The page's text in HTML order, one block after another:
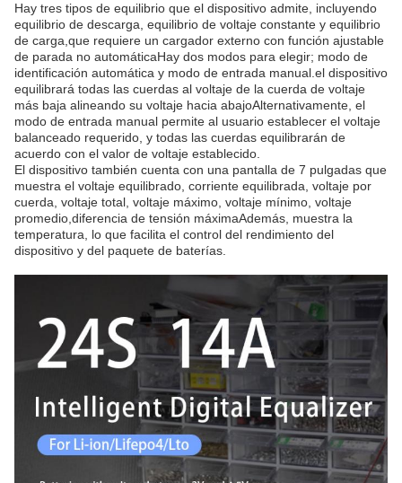
Hay tres tipos de equilibrio que el dispositivo admite, incluyendo
equilibrio de descarga, equilibrio de voltaje constante y equilibrio
de carga,que requiere un cargador externo con función ajustable
de parada no automáticaHay dos modos para elegir; modo de
identificación automática y modo de entrada manual.el dispositivo
equilibrará todas las cuerdas al voltaje de la cuerda de voltaje
más baja alineando su voltaje hacia abajoAlternativamente, el
modo de entrada manual permite al usuario establecer el voltaje
balanceado requerido, y todas las cuerdas equilibrarán de
acuerdo con el valor de voltaje establecido.
El dispositivo también cuenta con una pantalla de 7 pulgadas que
muestra el voltaje equilibrado, corriente equilibrada, voltaje por
cuerda, voltaje total, voltaje máximo, voltaje mínimo, voltaje
promedio,diferencia de tensión máximaAdemás, muestra la
temperatura, lo que facilita el control del rendimiento del
dispositivo y del paquete de baterías.